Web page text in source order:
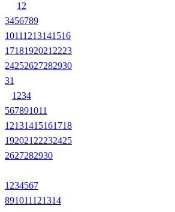
1 2
3456789
10111213141516
1718192021 2223
24252627282930
31
1 234
567891011
12131415161718
192021 22232425
2627282930
1 234567
891011121314